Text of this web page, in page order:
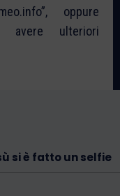
oppure
avere ulteriori
si è fatto un selfie